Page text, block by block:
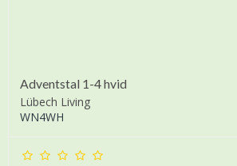
Adventstal 1-4 hvid
Lübech Living
WN4WH